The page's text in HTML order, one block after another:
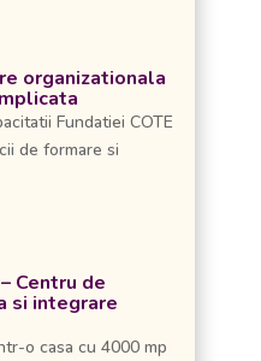
organizationala
Fundatiei COTE
de formare si
Centru de
si integrare
o casa cu 4000 mp